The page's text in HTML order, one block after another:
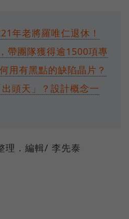
年老將羅唯仁退休！
帶團隊獲得逾1500項專
用有黑點的缺陷晶片？
頭天」？設計概念一
理．編輯/ 李先泰